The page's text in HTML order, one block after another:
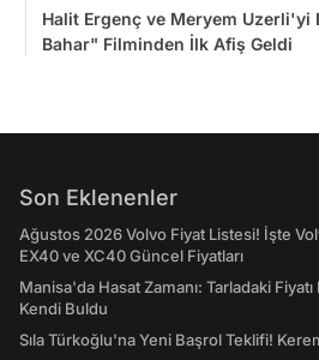
Halit Ergenç ve Meryem
Bahar" Filminden İlk Afiş Geldi
Son Eklenenler
Ağustos 2026 Volvo Fiyat Listesi! İşte
EX40 ve XC40 Güncel Fiyatları
Manisa'da Hasat Zamanı: Tarladaki
Kendi Buldu
Sıla Türkoğlu'na Yeni Başrol Teklifi!